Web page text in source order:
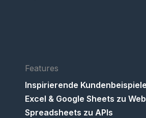
Features
Inspirierende Kundenbeispiele
Excel & Google Sheets zu
Spreadsheets zu APIs